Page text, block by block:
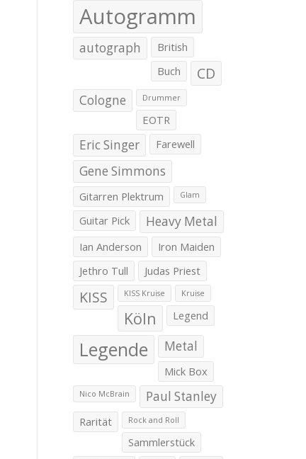
Autogramm
autograph
British
Buch
CD
Cologne Drummer
EOTR
Eric Singer Farewell
Gene Simmons
Gitarren Plektrum Glam
Guitar Pick Heavy Metal
Ian Anderson
Iron Maiden
Jethro Tull
Judas Priest
KISS KISS Kruise Kruise
Köln Legend
Legende Metal
Mick Box
Nico McBrain Paul Stanley
Rarität Rock and Roll
Sammlerstück